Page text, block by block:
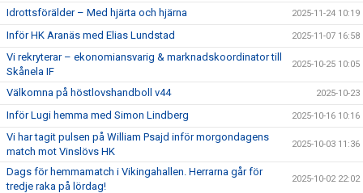
Idrottsförälder – Med hjärta och hjärna 2025-11-24 10:19
Inför HK Aranäs med Elias Lundstad 2025-11-07 16:58
Vi rekryterar – ekonomiansvarig & marknadskoordinator till
Skånela IF
2025-10-25 10:05
Välkomna på höstlovshandboll v44 2025-10-23
Inför Lugi hemma med Simon Lindberg 2025-10-16 10:16
Vi har tagit pulsen på William Psajd inför morgondagens
match mot Vinslövs HK
2025-10-03 11:36
Dags för hemmamatch i Vikingahallen. Herrarna går för
tredje raka på lördag!
2025-10-02 22:02